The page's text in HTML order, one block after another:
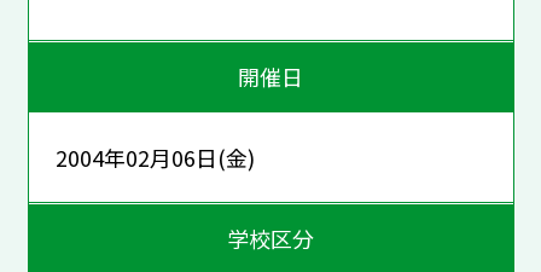
開催日
2004年02月06日(金)
学校区分